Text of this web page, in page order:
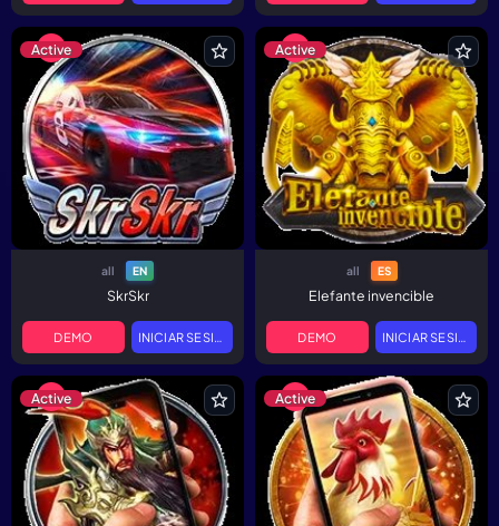
Active
all EN
SkrSkr
DEMO INICIAR SESIÓN
Active
all ES
Elefante invencible
DEMO INICIAR SESIÓN
Active Active